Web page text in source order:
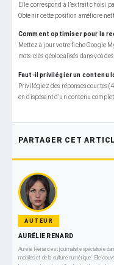
Elle correspond à l’extrait choisi
Obtenir cette position améliore
Comment optimiser pour la
Mettez à jour votre fiche Google
mots-clés géolocalisés dans vos
Faut-il privilégier un contenu
Privilégiez des réponses courtes
en disposant d’un contenu
PARTAGER CET
AUTEUR
AURÉLIE RENARD
Aurélie Renard est journaliste spécialisée
mobiles et de la culture numérique. Elle